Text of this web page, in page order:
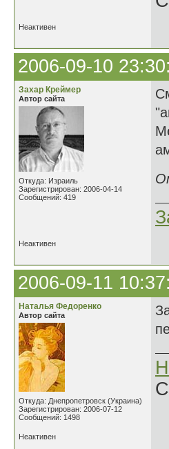
Неактивен
2006-09-10
Захар Креймер
Автор сайта
Откуда: Израиль
Зарегистрирован: 2006-04-14
Сообщений: 419
Неактивен
2006-09-11
Наталья Федоренко
Автор сайта
Откуда: Днепропетровск (Украина)
Зарегистрирован: 2006-07-12
Сообщений: 1498
Неактивен